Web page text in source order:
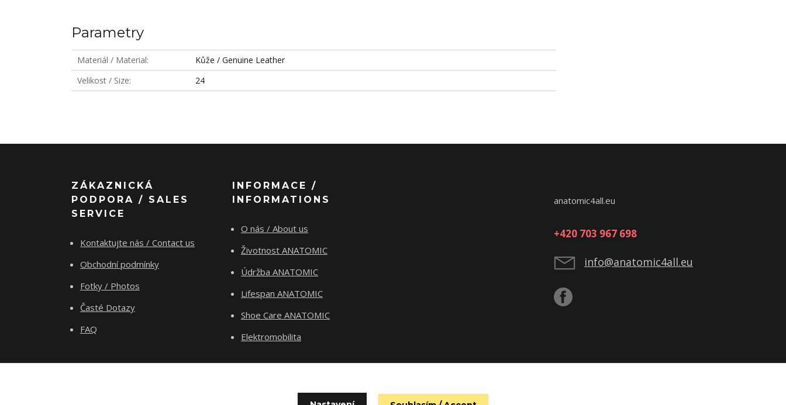
Parametry
Materiál / Material
Kůže / Genuine Leather
Velikost / Size
24
ZÁKAZNICKÁ
PODPORA / SALES
SERVICE
Kontaktujte nás / Contact us
Obchodní podmínky
Fotky / Photos
Časté Dotazy
FAQ
INFORMACE /
INFORMATIONS
O nás / About us
Životnost ANATOMIC
Údržba ANATOMIC
Lifespan ANATOMIC
Shoe Care ANATOMIC
Elektromobilita
anatomic4all.eu
+420 703 967 698
info@anatomic4all.eu